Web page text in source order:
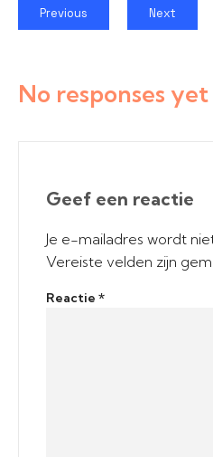
Previous Next
No responses yet
Geef een reactie
Je e-mailadres wordt
Vereiste velden zijn
Reactie *